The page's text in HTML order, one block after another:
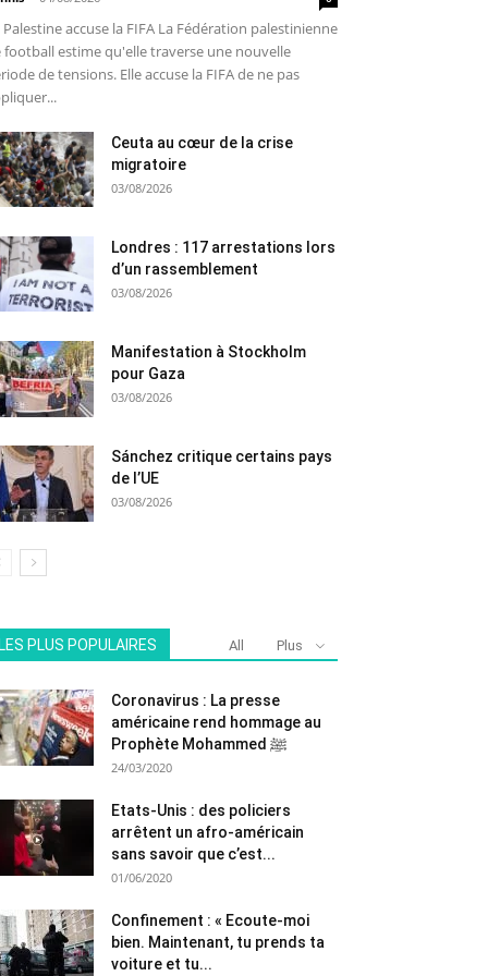
Palestine accuse la FIFA La Fédération palestinienne
football estime qu'elle traverse une nouvelle
de tensions. Elle accuse la FIFA de ne pas
Ceuta au cœur de la crise
migratoire
03/08/2026
Londres : 117 arrestations lors
d’un rassemblement
03/08/2026
Manifestation à Stockholm
pour Gaza
03/08/2026
Sánchez critique certains pays
de l’UE
03/08/2026
LES PLUS POPULAIRES All Plus
Coronavirus : La presse
américaine rend hommage au
Prophète Mohammed ﷺ
24/03/2020
Etats-Unis : des policiers
arrêtent un afro-américain
sans savoir que c’est...
01/06/2020
Confinement : « Ecoute-moi
bien. Maintenant, tu prends ta
voiture et tu...